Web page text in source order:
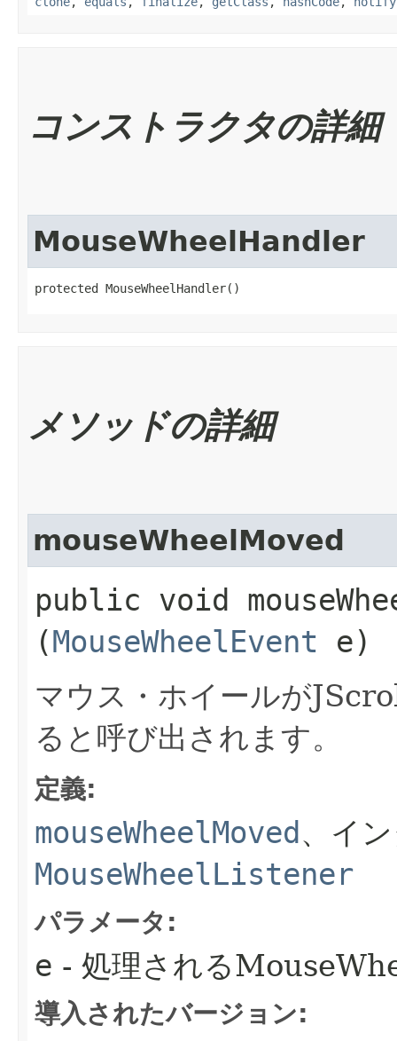
コンストラクタの詳細
MouseWheelHandler
protected MouseWheelHandler()
メソッドの詳細
mouseWheelMoved
public void
(MouseWheelEvent e)
マウス・ホイールが
ると呼び出されます。
定義:
mouseWheelMoved、イ
MouseWheelListener
パラメータ:
e - 処理される
導入されたバージョン: